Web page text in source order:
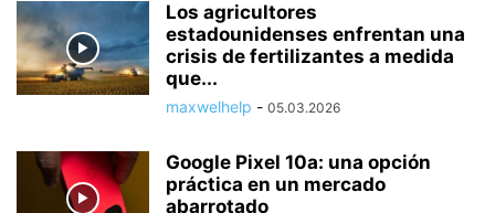
Los agricultores
estadounidenses enfrentan una
crisis de fertilizantes a medida
que...
maxwelhelp - 05.03.2026
Google Pixel 10a: una opción
práctica en un mercado
abarrotado